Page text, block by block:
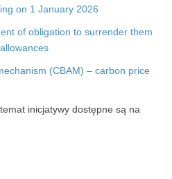
on 1 January 2026
of obligation to surrender them
(CBAM) – carbon price
inicjatywy dostępne są na